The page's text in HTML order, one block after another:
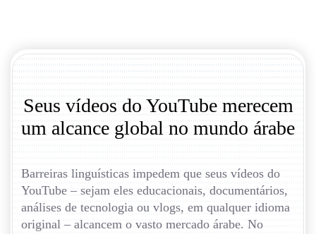
Seus vídeos do YouTube merecem
um alcance global no mundo árabe
Barreiras linguísticas impedem que seus vídeos do
YouTube – sejam eles educacionais, documentários,
análises de tecnologia ou vlogs, em qualquer idioma
original – alcancem o vasto mercado árabe. No